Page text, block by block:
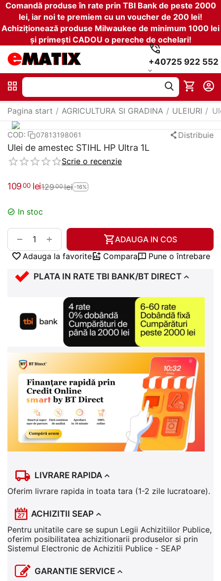
Comandă produse în rate prin TBI Bank de peste 2000
lei, iar noi te premiem cu un voucher de 200 lei!
Achiziționează produse Milwaukee de minimum 1000 lei
și primești CADOU o pereche de ochelari!
+40725 922 552
Pagina start / AGRICULTURA SI GRADINA / ULEIURI /
COD: 07813198061 Distribuie
Ulei de amestec STIHL HP Ultra 1L
Scrie o recenzie
10900 lei12900lei -16%
In stoc
+
−
ADAUGA IN COS
Adauga la favorite
Compara Pune o întrebare
PLATA IN RATE TBI BANK/BT DIRECT
LIVRARE RAPIDA
Oferim livrare rapida in toata tara (1-2 zile lucratoare).
ACHIZITII SEAP
Pentru unitatile care se supun Legii Achizitiilor Publice,
oferim posibilitatea achizitionarii produselor si prin
Sistemul Electronic de Achizitii Publice - SEAP
GARANTIE SERVICE